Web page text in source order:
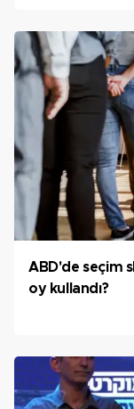
ABD'de seçim
oy kullandı?